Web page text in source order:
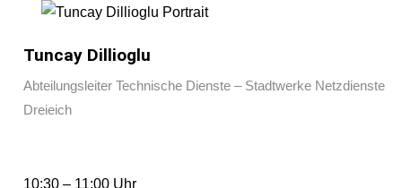
Tuncay Dillioglu
Abteilungsleiter Technische Dienste – Stadtwerke Netzdienste
Dreieich
10:30 – 11:00 Uhr